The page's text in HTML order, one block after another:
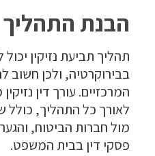
הבנת
תהליך תביעת נזיקין
בבירוקרטיה, ולכן חשוב
המרכזיים. עורך דין
לאורך כל התהליך,
מול חברות הביטוח,
פסקי דין בבית המשפט.